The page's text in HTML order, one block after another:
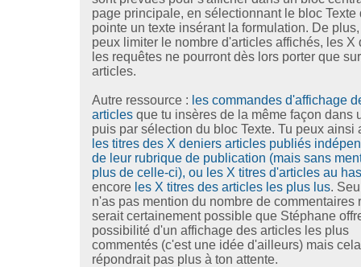
page principale, en sélectionnant le bloc Texte
pointe un texte insérant la formulation. De
peux limiter le nombre d'articles affichés, les X
les requêtes ne pourront dès lors porter que
articles.
Autre ressource : les commandes d'affichage
articles que tu insères de la même façon dans
puis par sélection du bloc Texte. Tu peux ainsi
les titres des X deniers articles publiés
de leur rubrique de publication (mais sans
plus de celle-ci), ou les X titres d'articles au
encore les X titres des articles les plus lus.
n'as pas mention du nombre de commentaires
serait certainement possible que Stéphane
possibilité d'un affichage des articles les plus
commentés (c'est une idée d'ailleurs) mais
répondrait pas plus à ton attente.